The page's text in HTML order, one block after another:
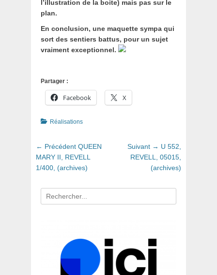
l’illustration de la boite) mais pas sur le
plan.
En conclusion, une maquette sympa qui
sort des sentiers battus, pour un sujet
vraiment exceptionnel.
Partager :
Facebook X
Catégories
Réalisations
Navigation
de
l’article
← Précédent Article
précédent
:
QUEEN
MARY II, REVELL
1/400, (archives)
Suivant → Article
suivant
:
U 552,
REVELL, 05015,
(archives)
Recherche
pour